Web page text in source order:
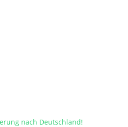
nach Deutschland!